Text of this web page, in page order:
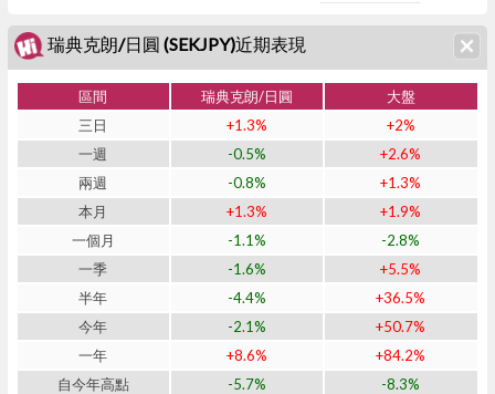
瑞典克朗/日圓 (SEKJPY)近期表現
區間 瑞典克朗/日圓
大盤
三日
+1.3%
+2%
一週
-0.5%
+2.6%
兩週
-0.8%
+1.3%
本月
+1.3%
+1.9%
一個月
-1.1%
-2.8%
一季
-1.6%
+5.5%
半年
-4.4%
+36.5%
今年
-2.1%
+50.7%
一年
+8.6%
+84.2%
自今年高點
-5.7%
-8.3%